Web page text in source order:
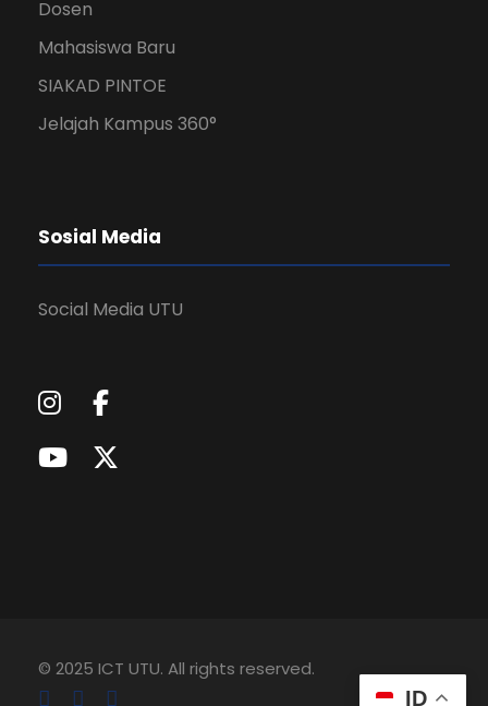
Dosen
Mahasiswa Baru
SIAKAD PINTOE
Jelajah Kampus 360°
Sosial Media
Social Media UTU
© 2025 ICT UTU. All rights reserved.
ID